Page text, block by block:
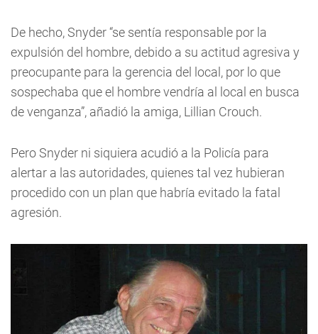
De hecho, Snyder “se sentía responsable por la
expulsión del hombre, debido a su actitud agresiva y
preocupante para la gerencia del local, por lo que
sospechaba que el hombre vendría al local en busca
de venganza”, añadió la amiga, Lillian Crouch.
Pero Snyder ni siquiera acudió a la Policía para
alertar a las autoridades, quienes tal vez hubieran
procedido con un plan que habría evitado la fatal
agresión.